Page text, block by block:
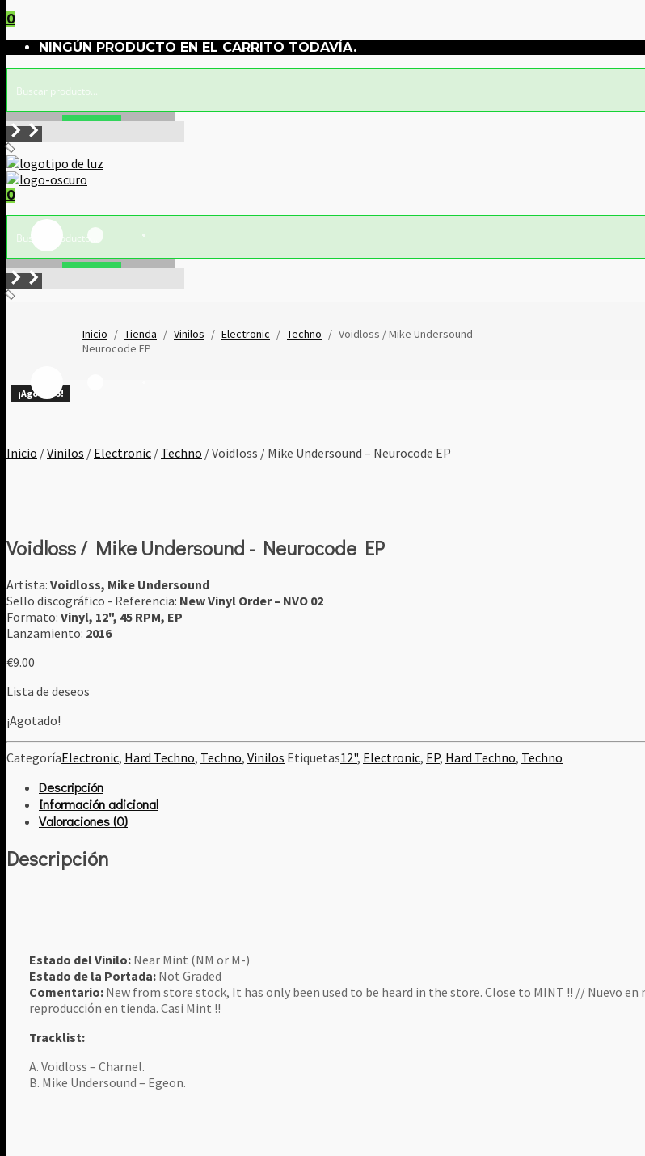
0
NINGÚN PRODUCTO EN EL CARRITO TODAVÍA.
0
Inicio / Tienda / Vinilos / Electronic / Techno / Voidloss / Mike Undersound –
Neurocode EP
Inicio /Vinilos / Electronic / Techno / Voidloss / Mike Undersound – Neurocode EP
¡Agotado!
Voidloss / Mike Undersound - Neurocode EP
Artista: Voidloss, Mike Undersound
Sello discográfico - Referencia: New Vinyl Order ‎– NVO 02
Formato: Vinyl, 12", 45 RPM, EP
Lanzamiento: 2016
€9.00
Lista de deseos
¡Agotado!
CategoríaElectronic, Hard Techno, Techno, Vinilos Etiquetas12", Electronic, EP, Hard Techno, Techno
Descripción
Información adicional
Valoraciones (0)
Descripción
Estado del Vinilo: Near Mint (NM or M-)
Estado de la Portada: Not Graded
Comentario: New from store stock, It has only been used to be heard in the store. Close to MINT !! // Nuevo
reproducción en tienda. Casi Mint !!
Tracklist:
A. Voidloss – Charnel.
B. Mike Undersound – Egeon.
¡Agotado!
¡Agotado!
¡Agotado!
¡Agotado!
¡Agotado!
¡Agotado!
¡Agotado!
¡Agotado!